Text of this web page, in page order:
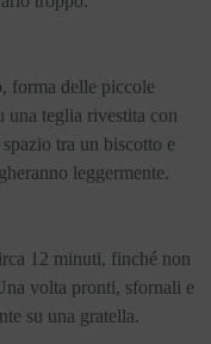
forma delle piccole
una teglia rivestita con
tra un biscotto e
leggermente.
12 minuti, finché non
volta pronti, sfornali e
su una gratella.